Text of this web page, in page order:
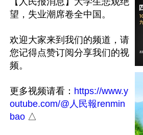
望，失业潮席卷全中国。
欢迎大家来到我们的频道，请
您记得点赞订阅分享我们的视
频。
更多视频请看： https://www.y
outube.com/@人民報renmin
bao